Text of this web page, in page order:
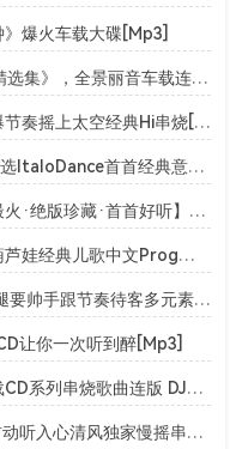
爆火车载大碟[Mp3]
2小时经典老歌《8D立体声·回忆精选集》，全景丽音车载连版大碟！【DJ 魅魅】[Mp3]
东莞DJ小迪-全英文Disco风格劲爆节奏摇上太空经典Hi串烧[Mp3]
DjItaloChilly-全外文Disco音乐精选ItaloDance首首经典意大利串烧[Mp3]
3小时·抖音快手神曲30首【全网最火·绝版珍藏·首首好听】车载中文嗨曲·一曲成神[Mp3]
DJ魅魅 - 三个和尚骑白龙马去看葫芦娃经典儿歌中文Prog串烧[Mp3]
东莞Dj佳仔-全英文House音乐抖腿要帅手跟节奏待客多元素串烧[Mp3]
让你一次听到醉[Mp3]
DJ - 中文精选萨顶顶天碟发烧车载CD系列串烧歌曲连版 DJ小磊 (2016年1月收录)[Mp3]
DjWzai-国粤语Club抖音红曲首首动听入心清风独家慢摇串烧[Mp3]